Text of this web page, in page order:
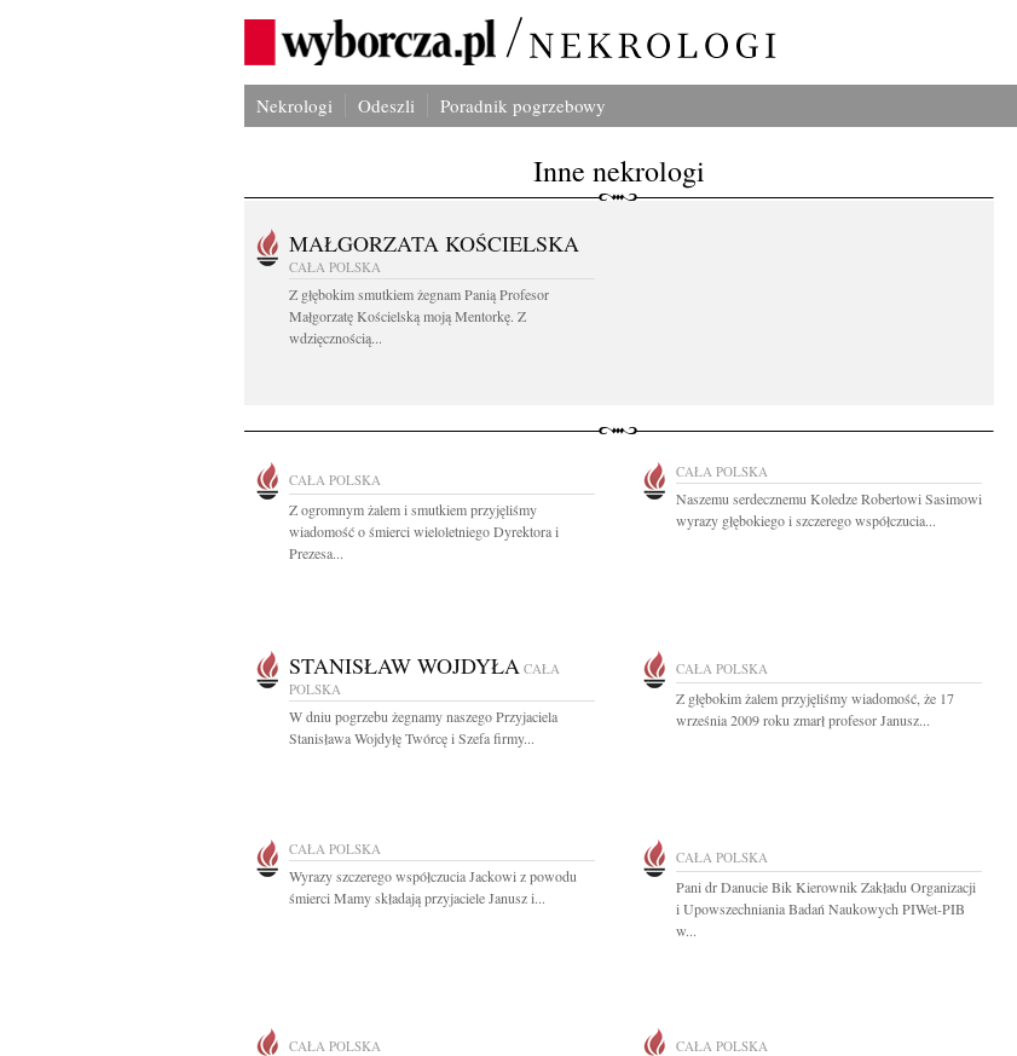
Nekrologi Odeszli Poradnik pogrzebowy
Inne nekrologi
MAŁGORZATA KOŚCIELSKA
CAŁA POLSKA
Z głębokim smutkiem żegnam Panią Profesor
Małgorzatę Kościelską moją Mentorkę. Z
wdzięcznością...
CAŁA POLSKA
Z ogromnym żalem i smutkiem przyjęliśmy
wiadomość o śmierci wieloletniego Dyrektora i
Prezesa...
CAŁA POLSKA
Naszemu serdecznemu Koledze Robertowi Sasimowi
wyrazy głębokiego i szczerego współczucia...
STANISŁAW WOJDYŁA CAŁA
POLSKA
W dniu pogrzebu żegnamy naszego Przyjaciela
Stanisława Wojdyłę Twórcę i Szefa firmy...
CAŁA POLSKA
Z głębokim żalem przyjęliśmy wiadomość, że 17
września 2009 roku zmarł profesor Janusz...
CAŁA POLSKA
Wyrazy szczerego współczucia Jackowi z powodu
śmierci Mamy składają przyjaciele Janusz i...
CAŁA POLSKA
Pani dr Danucie Bik Kierownik Zakładu Organizacji
i Upowszechniania Badań Naukowych PIWet-PIB
w...
CAŁA POLSKA CAŁA POLSKA